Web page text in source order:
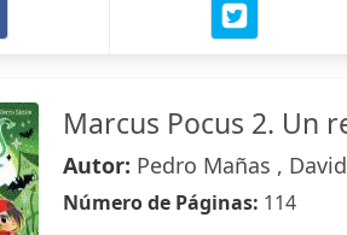
Marcus Pocus 2. Un
Autor: Pedro Mañas ,
Número de Páginas: 114